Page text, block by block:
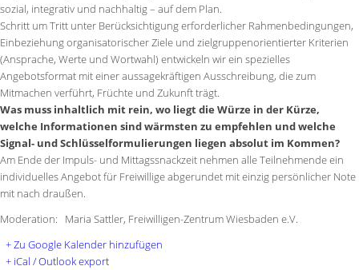
sozial, integrativ und nachhaltig – auf dem Plan.
Schritt um Tritt unter Berücksichtigung erforderlicher Rahmenbedingungen,
Einbeziehung organisatorischer Ziele und zielgruppenorientierter Kriterien
(Ansprache, Werte und Wortwahl) entwickeln wir ein spezielles
Angebotsformat mit einer aussagekräftigen Ausschreibung, die zum
Mitmachen verführt, Früchte und Zukunft trägt.
Was muss inhaltlich mit rein, wo liegt die Würze in der Kürze,
welche Informationen sind wärmsten zu empfehlen und welche
Signal- und Schlüsselformulierungen liegen absolut im Kommen?
Am Ende der Impuls- und Mittagssnackzeit nehmen alle Teilnehmende ein
individuelles Angebot für Freiwillige abgerundet mit einzig persönlicher Note
mit nach draußen.
Moderation: Maria Sattler, Freiwilligen-Zentrum Wiesbaden e.V.
+ Zu Google Kalender hinzufügen
+ iCal / Outlook export